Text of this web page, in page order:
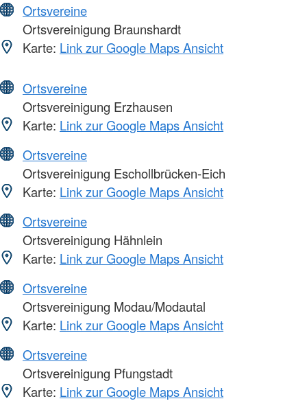
Ortsvereine
Ortsvereinigung Braunshardt
Karte: Link zur Google Maps Ansicht
Ortsvereine
Ortsvereinigung Erzhausen
Karte: Link zur Google Maps Ansicht
Ortsvereine
Ortsvereinigung Eschollbrücken-Eich
Karte: Link zur Google Maps Ansicht
Ortsvereine
Ortsvereinigung Hähnlein
Karte: Link zur Google Maps Ansicht
Ortsvereine
Ortsvereinigung Modau/Modautal
Karte: Link zur Google Maps Ansicht
Ortsvereine
Ortsvereinigung Pfungstadt
Karte: Link zur Google Maps Ansicht